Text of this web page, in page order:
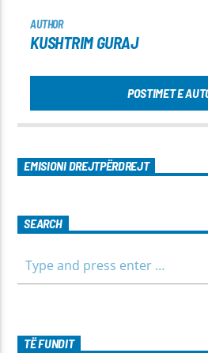
AUTHOR
KUSHTRIM GURAJ
POSTIMET E
EMISIONI DREJTPËRDREJT
SEARCH
TË FUNDIT